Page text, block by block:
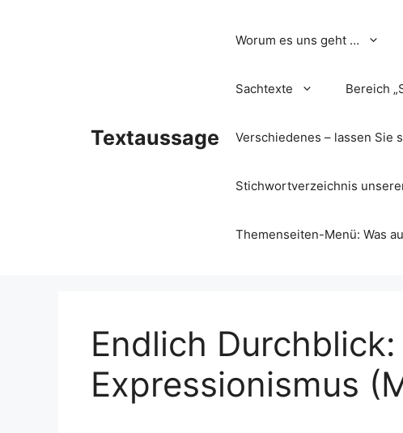
Textaussage
Worum es uns geht …
Sachtexte Bereich
Verschiedenes – lassen Sie
Stichwortverzeichnis
Themenseiten-Menü: Was
Endlich
Expressionismus